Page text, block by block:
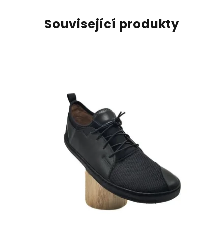
Související produkty